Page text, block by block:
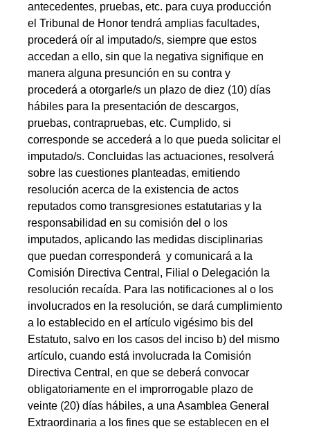
antecedentes, pruebas, etc. para cuya producción
el Tribunal de Honor tendrá amplias facultades,
procederá oír al imputado/s, siempre que estos
accedan a ello, sin que la negativa signifique en
manera alguna presunción en su contra y
procederá a otorgarle/s un plazo de diez (10) días
hábiles para la presentación de descargos,
pruebas, contrapruebas, etc. Cumplido, si
corresponde se accederá a lo que pueda solicitar el
imputado/s. Concluidas las actuaciones, resolverá
sobre las cuestiones planteadas, emitiendo
resolución acerca de la existencia de actos
reputados como transgresiones estatutarias y la
responsabilidad en su comisión del o los
imputados, aplicando las medidas disciplinarias
que puedan corresponderá y comunicará a la
Comisión Directiva Central, Filial o Delegación la
resolución recaída. Para las notificaciones al o los
involucrados en la resolución, se dará cumplimiento
a lo establecido en el artículo vigésimo bis del
Estatuto, salvo en los casos del inciso b) del mismo
artículo, cuando está involucrada la Comisión
Directiva Central, en que se deberá convocar
obligatoriamente en el improrrogable plazo de
veinte (20) días hábiles, a una Asamblea General
Extraordinaria a los fines que se establecen en el